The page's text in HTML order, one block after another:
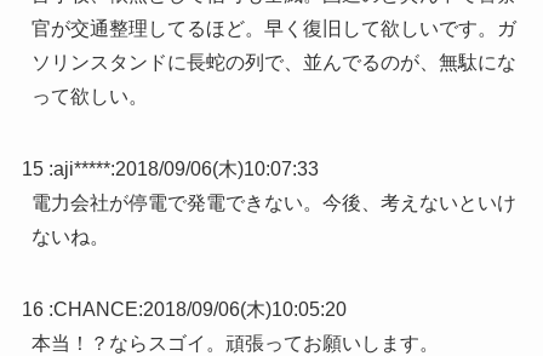
官が交通整理してるほど。早く復旧して欲しいです。ガ
ソリンスタンドに長蛇の列で、並んでるのが、無駄にな
って欲しい。
15 :aji*****:2018/09/06(木)10:07:33
電力会社が停電で発電できない。今後、考えないといけ
ないね。
16 :CHANCE:2018/09/06(木)10:05:20
本当！？ならスゴイ。頑張ってお願いします。